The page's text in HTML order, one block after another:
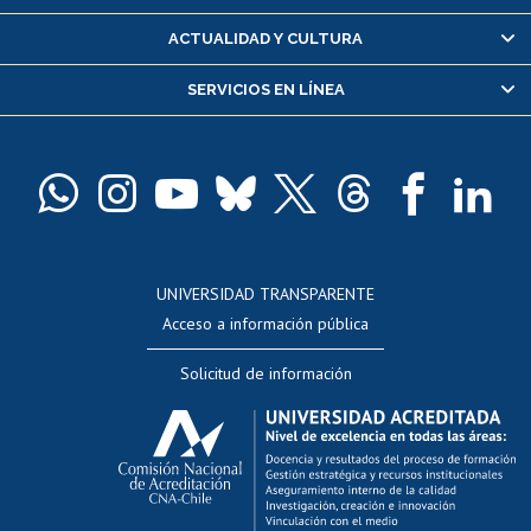
Servicio médico y dental
Pago de arancel y crédito alumnos
Docentes
Perfeccionamiento
Editar Portafolio Académico
Evaluación docente
Calificación académica
Postulación al AUCAI
Funcionarias/os
Cursos internos de capacitación
ACTUALIDAD Y CULTURA
SERVICIOS EN LÍNEA
UNIVERSIDAD TRANSPARENTE
Acceso a información pública
Solicitud de información